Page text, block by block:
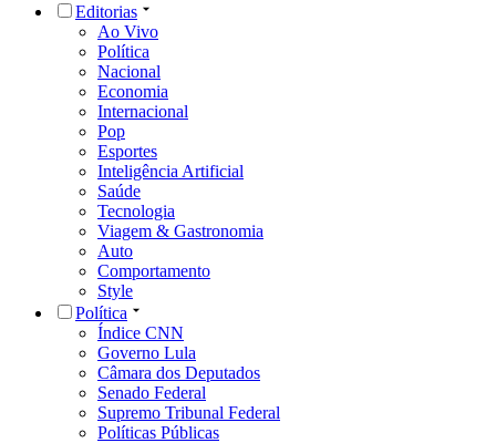
Editorias
Ao Vivo
Política
Nacional
Economia
Internacional
Pop
Esportes
Inteligência Artificial
Saúde
Tecnologia
Viagem & Gastronomia
Auto
Comportamento
Style
Política
Índice CNN
Governo Lula
Câmara dos Deputados
Senado Federal
Supremo Tribunal Federal
Políticas Públicas